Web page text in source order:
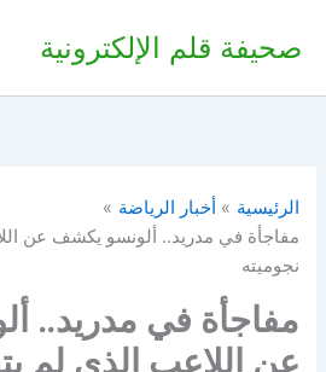
صحيفة قلم الإلكترونية
الرئيسية
أخبار الرياضة
مفاجأة في مدريد.. ألونسو يكشف عن
نجوميته
مفاجأة في مدريد..
عن اللاعب الذي لم